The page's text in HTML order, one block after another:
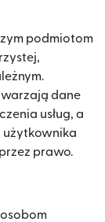
podmiotom
dane
usług, a
użytkownika
prawo.